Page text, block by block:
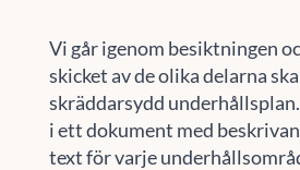
Vi går igenom besiktningen
skicket av de olika delarna
skräddarsydd
i ett dokument med
text för varje